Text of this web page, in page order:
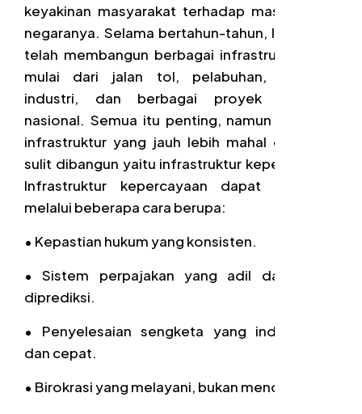
keyakinan masyarakat terhadap masa depan
negaranya. Selama bertahun-tahun, Indonesia
telah membangun berbagai infrastruktur fisik,
mulai dari jalan tol, pelabuhan, kawasan
industri, dan berbagai proyek strategis
nasional. Semua itu penting, namun ada satu
infrastruktur yang jauh lebih mahal dan lebih
sulit dibangun yaitu infrastruktur kepercayaan.
Infrastruktur kepercayaan dapat dibangun
melalui beberapa cara berupa:
• Kepastian hukum yang konsisten.
• Sistem perpajakan yang adil dan dapat
diprediksi.
• Penyelesaian sengketa yang independen
dan cepat.
• Birokrasi yang melayani, bukan mencurigai.